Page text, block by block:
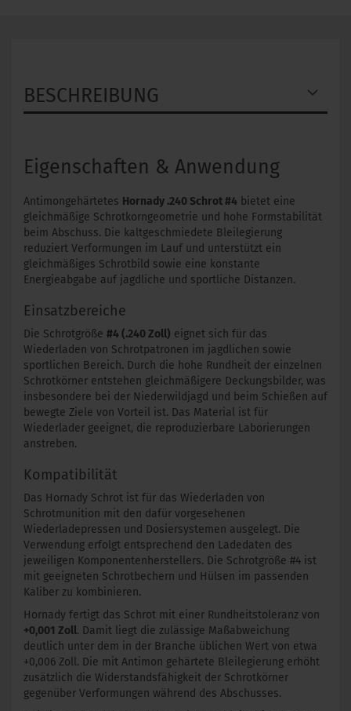
BESCHREIBUNG
Eigenschaften & Anwendung
Antimongehärtetes Hornady .240 Schrot #4 bietet eine
gleichmäßige Schrotkorngeometrie und hohe Formstabilität
beim Abschuss. Die kaltgeschmiedete Bleilegierung
reduziert Verformungen im Lauf und unterstützt ein
gleichmäßiges Schrotbild sowie eine konstante
Energieabgabe auf jagdliche und sportliche Distanzen.
Einsatzbereiche
Die Schrotgröße #4 (.240 Zoll) eignet sich für das
Wiederladen von Schrotpatronen im jagdlichen sowie
sportlichen Bereich. Durch die hohe Rundheit der einzelnen
Schrotkörner entstehen gleichmäßigere Deckungsbilder, was
insbesondere bei der Niederwildjagd und beim Schießen auf
bewegte Ziele von Vorteil ist. Das Material ist für
Wiederlader geeignet, die reproduzierbare Laborierungen
anstreben.
Kompatibilität
Das Hornady Schrot ist für das Wiederladen von
Schrotmunition mit den dafür vorgesehenen
Wiederladepressen und Dosiersystemen ausgelegt. Die
Verwendung erfolgt entsprechend den Ladedaten des
jeweiligen Komponentenherstellers. Die Schrotgröße #4 ist
mit geeigneten Schrotbechern und Hülsen im passenden
Kaliber zu kombinieren.
Hornady fertigt das Schrot mit einer Rundheitstoleranz von
+0,001 Zoll. Damit liegt die zulässige Maßabweichung
deutlich unter dem in der Branche üblichen Wert von etwa
+0,006 Zoll. Die mit Antimon gehärtete Bleilegierung erhöht
zusätzlich die Widerstandsfähigkeit der Schrotkörner
gegenüber Verformungen während des Abschusses.